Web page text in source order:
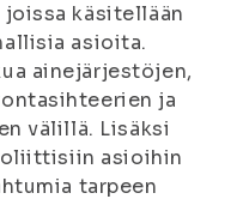
käsitellään
asioita.
ainejärjestöjen,
ja
välillä. Lisäksi
asioihin
tarpeen